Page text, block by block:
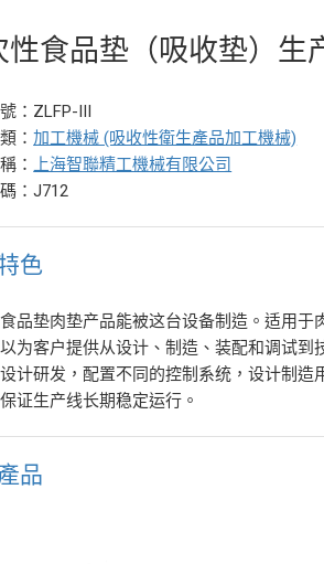
性食品垫（吸收垫）生
：ZLFP-III
：加工機械 (吸收性衛生產品加工機械)
：
上海智聯精工機械有限公司
：J712
色
品垫肉垫产品能被这台设备制造。适用于
为客户提供从设计、制造、装配和调试
计研发，配置不同的控制系统，设计制
证生产线长期稳定运行。
品